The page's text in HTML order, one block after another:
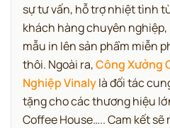
sự tư vấn, hỗ trợ nhiệt tình
khách hàng chuyên
mẫu in lên sản phẩm miễn
thôi. Ngoài ra,Công Xưởng
Nghiệp Vinalylà đối tác
tặng cho các thương hiệu
Coffee House….. Cam kết